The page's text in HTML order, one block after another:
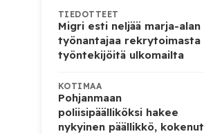
TIEDOTTEET
Migri esti neljää marja-alan
työnantajaa rekrytoimasta
työntekijöitä ulkomailta
KOTIMAA
Pohjanmaan
poliisipäälliköksi hakee
nykyinen päällikkö, kokenut